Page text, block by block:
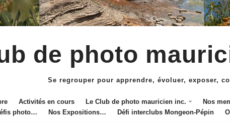
de photo
Se regrouper pour apprendre, évoluer, exposer,
Activités en cours Le Club de photo mauricien inc. Nos
photo… Nos Expositions… Défi interclubs Mongeon-Pépin